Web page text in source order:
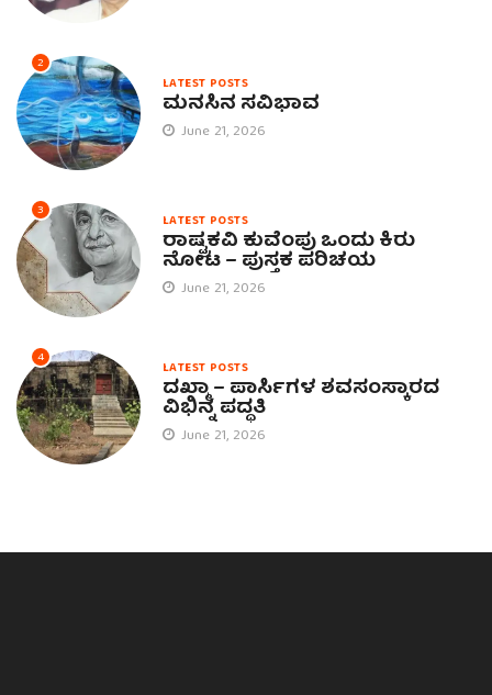
2
LATEST POSTS
ಮನಸಿನ ಸವಿಭಾವ
June 21, 2026
3 LATEST POSTS
ರಾಷ್ಟ್ರಕವಿ ಕುವೆಂಪು ಒಂದು ಕಿರು
ನೋಟ – ಪುಸ್ತಕ ಪರಿಚಯ
June 21, 2026
4 LATEST POSTS
ದಖ್ಮಾ – ಪಾರ್ಸಿಗಳ ಶವಸಂಸ್ಕಾರದ
ವಿಭಿನ್ನ ಪದ್ಧತಿ
June 21, 2026